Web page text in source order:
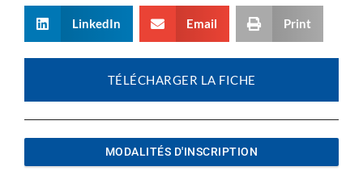
LinkedIn Email Print
TÉLÉCHARGER LA FICHE
MODALITÉS D'INSCRIPTION